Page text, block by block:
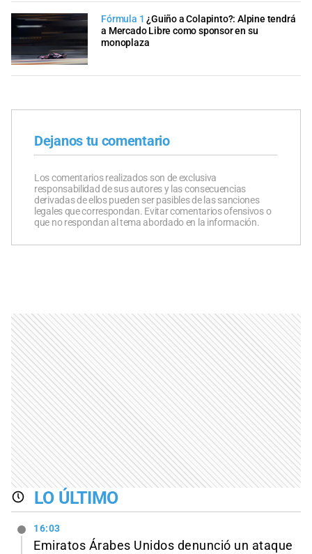
Fórmula 1 ¿Guiño a Colapinto?: Alpine tendrá
a Mercado Libre como sponsor en su
monoplaza
Dejanos tu comentario
Los comentarios realizados son de exclusiva
responsabilidad de sus autores y las consecuencias
derivadas de ellos pueden ser pasibles de las sanciones
legales que correspondan. Evitar comentarios ofensivos o
que no respondan al tema abordado en la información.
LO ÚLTIMO
16:03
Emiratos Árabes Unidos denunció un ataque